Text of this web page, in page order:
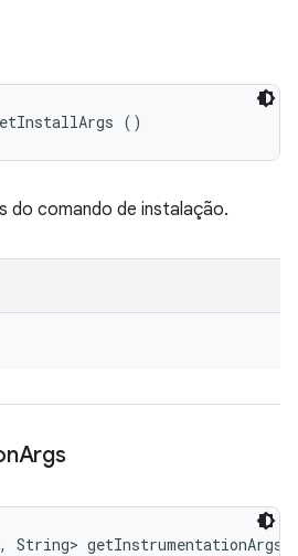
()
do comando de instalação.
Args
String> getInstrumentationArgs